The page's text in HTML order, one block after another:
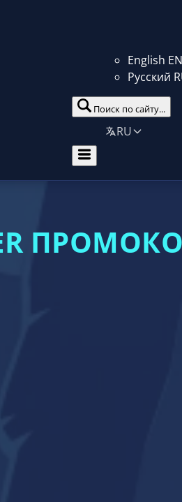
English EN
Русский
Поиск по сайту...
RU